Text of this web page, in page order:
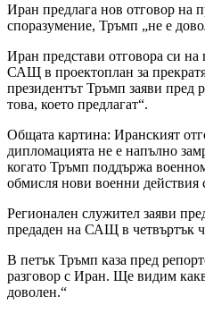
Иран предлага нов отговор на
споразумение, Тръмп „не е
Иран представи отговора си на
САЩ в проектоплан за
президентът Тръмп заяви пред
това, което предлагат“.
Общата картина: Иранският
дипломацията не е напълно
когато Тръмп поддържа
обмисля нови военни
Регионален служител заяви
предаден на САЩ в четвъртък
В петък Тръмп каза пред
разговор с Иран. Ще видим
доволен.“